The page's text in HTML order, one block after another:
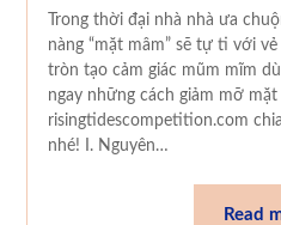
Trong thời đại nhà nhà ưa
nàng “mặt mâm” sẽ tự ti với
tròn tạo cảm giác mũm mĩm
ngay những cách giảm mỡ mặt
risingtidescompetition.com
nhé! I. Nguyên…
Read